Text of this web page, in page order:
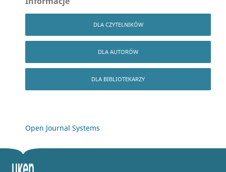
DLA CZYTELNIKÓW
DLA AUTORÓW
DLA BIBLIOTEKARZY
Open Journal Systems